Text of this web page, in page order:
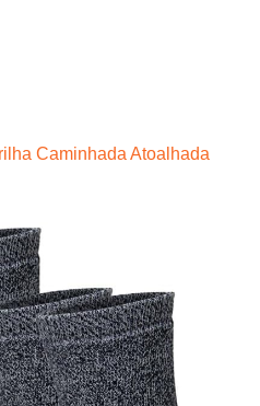
Caminhada Atoalhada